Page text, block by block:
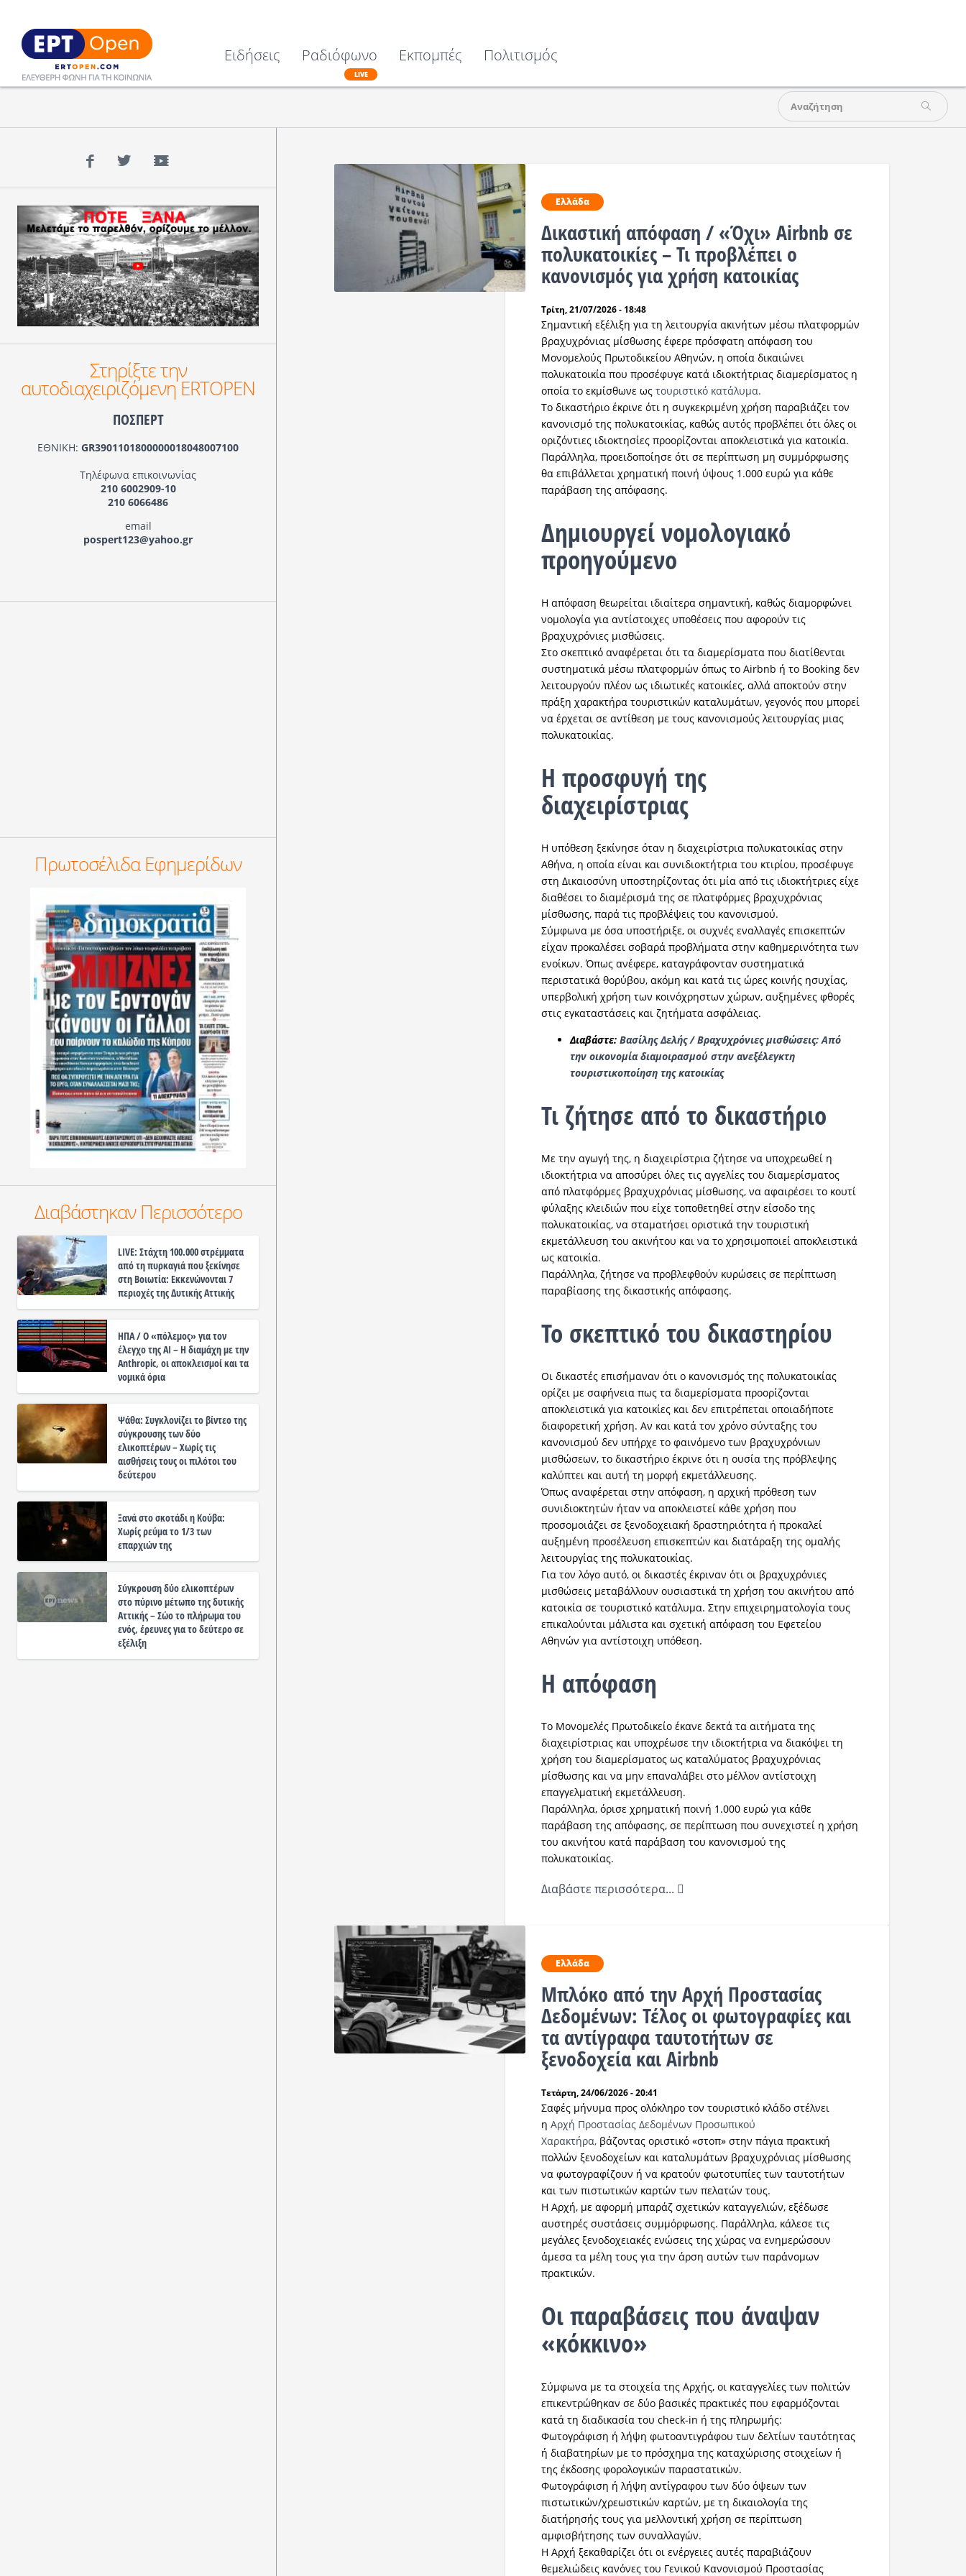
Ειδήσεις Ραδιόφωνο
LIVE
Εκπομπές Πολιτισμός
Ελλάδα
Δικαστική απόφαση / «Όχι» Airbnb σε
πολυκατοικίες – Τι προβλέπει ο
κανονισμός για χρήση κατοικίας
Τρίτη, 21/07/2026 - 18:48
Σημαντική εξέλιξη για τη λειτουργία ακινήτων μέσω πλατφορμών
βραχυχρόνιας μίσθωσης έφερε πρόσφατη απόφαση του
Μονομελούς Πρωτοδικείου Αθηνών, η οποία δικαιώνει
πολυκατοικία που προσέφυγε κατά ιδιοκτήτριας διαμερίσματος η
οποία το εκμίσθωνε ωςτουριστικό κατάλυμα.
Το δικαστήριο έκρινε ότι η συγκεκριμένη χρήση παραβιάζει τον
κανονισμό της πολυκατοικίας, καθώς αυτός προβλέπει ότι όλες οι
οριζόντιες ιδιοκτησίες προορίζονται αποκλειστικά για κατοικία.
Παράλληλα, προειδοποίησε ότι σε περίπτωση μη συμμόρφωσης
θα επιβάλλεται χρηματική ποινή ύψους 1.000 ευρώ για κάθε
παράβαση της απόφασης.
Δημιουργεί νομολογιακό
προηγούμενο
Η απόφαση θεωρείται ιδιαίτερα σημαντική, καθώς διαμορφώνει
νομολογία για αντίστοιχες υποθέσεις που αφορούν τις
βραχυχρόνιες μισθώσεις.
Στο σκεπτικό αναφέρεται ότι τα διαμερίσματα που διατίθενται
συστηματικά μέσω πλατφορμών όπως το Airbnb ή το Booking δεν
λειτουργούν πλέον ως ιδιωτικές κατοικίες, αλλά αποκτούν στην
πράξη χαρακτήρα τουριστικών καταλυμάτων, γεγονός που μπορεί
να έρχεται σε αντίθεση με τους κανονισμούς λειτουργίας μιας
πολυκατοικίας.
Η προσφυγή της
διαχειρίστριας
Η υπόθεση ξεκίνησε όταν η διαχειρίστρια πολυκατοικίας στην
Αθήνα, η οποία είναι και συνιδιοκτήτρια του κτιρίου, προσέφυγε
στη Δικαιοσύνη υποστηρίζοντας ότι μία από τις ιδιοκτήτριες είχε
διαθέσει το διαμέρισμά της σε πλατφόρμες βραχυχρόνιας
μίσθωσης, παρά τις προβλέψεις του κανονισμού.
Σύμφωνα με όσα υποστήριξε, οι συχνές εναλλαγές επισκεπτών
είχαν προκαλέσει σοβαρά προβλήματα στην καθημερινότητα των
ενοίκων. Όπως ανέφερε, καταγράφονταν συστηματικά
περιστατικά θορύβου, ακόμη και κατά τις ώρες κοινής ησυχίας,
υπερβολική χρήση των κοινόχρηστων χώρων, αυξημένες φθορές
στις εγκαταστάσεις και ζητήματα ασφάλειας.
Διαβάστε:Βασίλης Δελής / Βραχυχρόνιες μισθώσεις: Από
την οικονομία διαμοιρασμού στην ανεξέλεγκτη
τουριστικοποίηση της κατοικίας
Τι ζήτησε από το δικαστήριο
Με την αγωγή της, η διαχειρίστρια ζήτησε να υποχρεωθεί η
ιδιοκτήτρια να αποσύρει όλες τις αγγελίες του διαμερίσματος
από πλατφόρμες βραχυχρόνιας μίσθωσης, να αφαιρέσει το κουτί
φύλαξης κλειδιών που είχε τοποθετηθεί στην είσοδο της
πολυκατοικίας, να σταματήσει οριστικά την τουριστική
εκμετάλλευση του ακινήτου και να το χρησιμοποιεί αποκλειστικά
ως κατοικία.
Παράλληλα, ζήτησε να προβλεφθούν κυρώσεις σε περίπτωση
παραβίασης της δικαστικής απόφασης.
Το σκεπτικό του δικαστηρίου
Οι δικαστές επισήμαναν ότι ο κανονισμός της πολυκατοικίας
ορίζει με σαφήνεια πως τα διαμερίσματα προορίζονται
αποκλειστικά για κατοικίες και δεν επιτρέπεται οποιαδήποτε
διαφορετική χρήση. Αν και κατά τον χρόνο σύνταξης του
κανονισμού δεν υπήρχε το φαινόμενο των βραχυχρόνιων
μισθώσεων, το δικαστήριο έκρινε ότι η ουσία της πρόβλεψης
καλύπτει και αυτή τη μορφή εκμετάλλευσης.
Όπως αναφέρεται στην απόφαση, η αρχική πρόθεση των
συνιδιοκτητών ήταν να αποκλειστεί κάθε χρήση που
προσομοιάζει σε ξενοδοχειακή δραστηριότητα ή προκαλεί
αυξημένη προσέλευση επισκεπτών και διατάραξη της ομαλής
λειτουργίας της πολυκατοικίας.
Για τον λόγο αυτό, οι δικαστές έκριναν ότι οι βραχυχρόνιες
μισθώσεις μεταβάλλουν ουσιαστικά τη χρήση του ακινήτου από
κατοικία σε τουριστικό κατάλυμα. Στην επιχειρηματολογία τους
επικαλούνται μάλιστα και σχετική απόφαση του Εφετείου
Αθηνών για αντίστοιχη υπόθεση.
Η απόφαση
Το Μονομελές Πρωτοδικείο έκανε δεκτά τα αιτήματα της
διαχειρίστριας και υποχρέωσε την ιδιοκτήτρια να διακόψει τη
χρήση του διαμερίσματος ως καταλύματος βραχυχρόνιας
μίσθωσης και να μην επαναλάβει στο μέλλον αντίστοιχη
επαγγελματική εκμετάλλευση.
Παράλληλα, όρισε χρηματική ποινή 1.000 ευρώ για κάθε
παράβαση της απόφασης, σε περίπτωση που συνεχιστεί η χρήση
του ακινήτου κατά παράβαση του κανονισμού της
πολυκατοικίας.
Διαβάστε περισσότερα...
Ελλάδα
Μπλόκο από την Αρχή Προστασίας
Δεδομένων: Τέλος οι φωτογραφίες και
τα αντίγραφα ταυτοτήτων σε
ξενοδοχεία και Airbnb
Τετάρτη, 24/06/2026 - 20:41
Σαφές μήνυμα προς ολόκληρο τον τουριστικό κλάδο στέλνει
ηΑρχή Προστασίας Δεδομένων Προσωπικού
Χαρακτήρα, βάζοντας οριστικό «στοπ» στην πάγια πρακτική
πολλών ξενοδοχείων και καταλυμάτων βραχυχρόνιας μίσθωσης
να φωτογραφίζουν ή να κρατούν φωτοτυπίες των ταυτοτήτων
και των πιστωτικών καρτών των πελατών τους.
Η Αρχή, με αφορμή μπαράζ σχετικών καταγγελιών, εξέδωσε
αυστηρές συστάσεις συμμόρφωσης. Παράλληλα, κάλεσε τις
μεγάλες ξενοδοχειακές ενώσεις της χώρας να ενημερώσουν
άμεσα τα μέλη τους για την άρση αυτών των παράνομων
πρακτικών.
Οι παραβάσεις που άναψαν
«κόκκινο»
Σύμφωνα με τα στοιχεία της Αρχής, οι καταγγελίες των πολιτών
επικεντρώθηκαν σε δύο βασικές πρακτικές που εφαρμόζονται
κατά τη διαδικασία του check-in ή της πληρωμής:
Φωτογράφιση ή λήψη φωτοαντιγράφου των δελτίων ταυτότητας
ή διαβατηρίων με το πρόσχημα της καταχώρισης στοιχείων ή
της έκδοσης φορολογικών παραστατικών.
Φωτογράφιση ή λήψη αντίγραφου των δύο όψεων των
πιστωτικών/χρεωστικών καρτών, με τη δικαιολογία της
διατήρησής τους για μελλοντική χρήση σε περίπτωση
αμφισβήτησης των συναλλαγών.
Η Αρχή ξεκαθαρίζει ότι οι ενέργειες αυτές παραβιάζουν
θεμελιώδεις κανόνες του Γενικού Κανονισμού Προστασίας
Facebook
TwitterYouTube
Στηρίξτε την
αυτοδιαχειριζόμενη ERTOPEN
ΠΟΣΠΕΡΤ
ΕΘΝΙΚΗ: GR3901101800000018048007100
Τηλέφωνα επικοινωνίας
210 6002909-10
210 6066486
email
pospert123@yahoo.gr
Πρωτοσέλιδα Εφημερίδων
Διαβάστηκαν Περισσότερο
LIVE: Στάχτη 100.000 στρέμματα
από τη πυρκαγιά που ξεκίνησε
στη Βοιωτία: Εκκενώνονται 7
περιοχές της Δυτικής Αττικής
ΗΠΑ / Ο «πόλεμος» για τον
έλεγχο της ΑΙ – Η διαμάχη με την
Anthropic, οι αποκλεισμοί και τα
νομικά όρια
Ψάθα: Συγκλονίζει το βίντεο της
σύγκρουσης των δύο
ελικοπτέρων – Χωρίς τις
αισθήσεις τους οι πιλότοι του
δεύτερου
Ξανά στο σκοτάδι η Κούβα:
Χωρίς ρεύμα το 1/3 των
επαρχιών της
Σύγκρουση δύο ελικοπτέρων
στο πύρινο μέτωπο της δυτικής
Αττικής – Σώο το πλήρωμα του
ενός, έρευνες για το δεύτερο σε
εξέλιξη